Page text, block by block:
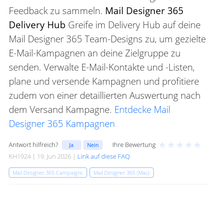
Feedback zu sammeln. Mail Designer 365
Delivery Hub Greife im Delivery Hub auf deine
Mail Designer 365 Team-Designs zu, um gezielte
E-Mail-Kampagnen an deine Zielgruppe zu
senden. Verwalte E-Mail-Kontakte und -Listen,
plane und versende Kampagnen und profitiere
zudem von einer detaillierten Auswertung nach
dem Versand Kampagne. Entdecke Mail
Designer 365 Kampagnen
Antwort hilfreich? Ja Nein Ihre Bewertung ★ ★ ★ ★ ★
KH1924 | 19. Jun 2026 | Link auf diese FAQ
Mail Designer 365 Campaigns Mail Designer 365 (Mac)